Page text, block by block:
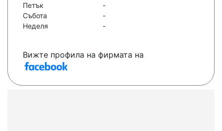
Петък
-
Събота
-
Неделя
-
Вижте профила на фирмата на